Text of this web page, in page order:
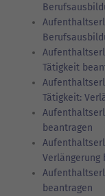
Tätigkeit
Tätigkeit:
beantragen
Verlängerung
beantragen